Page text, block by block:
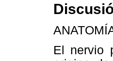
El nervio